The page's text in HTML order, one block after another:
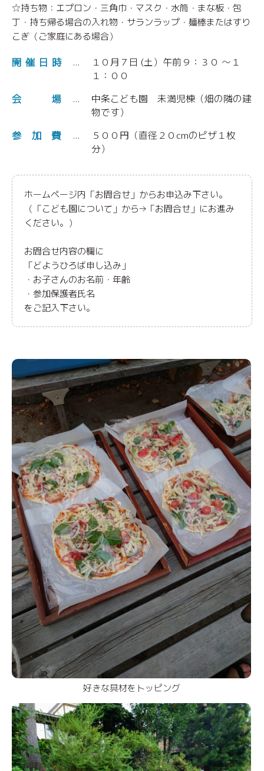
☆持ち物：エプロン・三角巾・マスク・水筒・まな板・包
丁・持ち帰る場合の入れ物・サランラップ・麺棒またはすり
こぎ（ご家庭にある場合）
開催日時
１０月７日 (土）午前９：３０ ～１
１：００
会場
中条こども園 未満児棟（畑の隣の建
物です）
参加費
５００円（直径２０cmのピザ１枚
分）
ホームページ内「お問合せ」からお申込み下さい。
（「こども園について」から→「お問合せ」にお進み
ください。）
お問合せ内容の欄に
「どようひろば申し込み」
・お子さんのお名前・年齢
・参加保護者氏名
をご記入下さい。
好きな具材をトッピング